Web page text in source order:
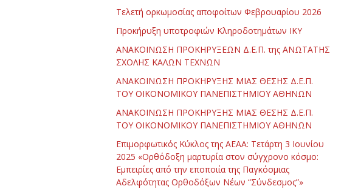
Τελετή ορκωμοσίας αποφοίτων Φεβρουαρίου 2026
Προκήρυξη υποτροφιών Κληροδοτημάτων ΙΚΥ
ΑΝΑΚΟΙΝΩΣΗ ΠΡΟΚΗΡΥΞΕΩΝ Δ.Ε.Π. της ΑΝΩΤΑΤΗΣ
ΣΧΟΛΗΣ ΚΑΛΩΝ ΤΕΧΝΩΝ
ΑΝΑΚΟΙΝΩΣΗ ΠΡΟΚΗΡΥΞΗΣ ΜΙΑΣ ΘΕΣΗΣ Δ.Ε.Π.
ΤΟΥ ΟΙΚΟΝΟΜΙΚΟΥ ΠΑΝΕΠΙΣΤΗΜΙΟΥ ΑΘΗΝΩΝ
ΑΝΑΚΟΙΝΩΣΗ ΠΡΟΚΗΡΥΞΗΣ ΜΙΑΣ ΘΕΣΗΣ Δ.Ε.Π.
ΤΟΥ ΟΙΚΟΝΟΜΙΚΟΥ ΠΑΝΕΠΙΣΤΗΜΙΟΥ ΑΘΗΝΩΝ
Επιμορφωτικός Κύκλος της ΑΕΑΑ: Τετάρτη 3 Ιουνίου
2025 «Ορθόδοξη μαρτυρία στον σύγχρονο κόσμο:
Εμπειρίες από την εποποιία της Παγκόσμιας
Αδελφότητας Ορθοδόξων Νέων “Σύνδεσμος”»